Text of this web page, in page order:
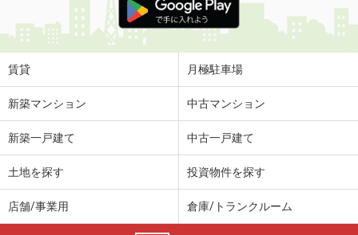
賃貸 月極駐車場
新築マンション 中古マンション
新築一戸建て 中古一戸建て
土地を探す 投資物件を探す
店舗/事業用 倉庫/トランクルーム